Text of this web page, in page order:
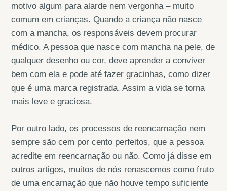
motivo algum para alarde nem vergonha – muito
comum em crianças. Quando a criança não nasce
com a mancha, os responsáveis devem procurar
médico. A pessoa que nasce com mancha na pele, de
qualquer desenho ou cor, deve aprender a conviver
bem com ela e pode até fazer gracinhas, como dizer
que é uma marca registrada. Assim a vida se torna
mais leve e graciosa.
Por outro lado, os processos de reencarnação nem
sempre são cem por cento perfeitos, que a pessoa
acredite em reencarnação ou não. Como já disse em
outros artigos, muitos de nós renascemos como fruto
de uma encarnação que não houve tempo suficiente